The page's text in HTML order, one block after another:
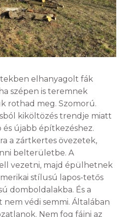
elhanyagolt fák
szépen is teremnek
rothad meg. Szomorú.
kiköltözés trendje miatt
és újabb építkezéshez.
a zártkertes övezetek,
belterületbe. A
vezetni, majd épülhetnek
stílusú lapos-tetős
domboldalakba. És a
védi semmi. Általában
Nem fog fájni az